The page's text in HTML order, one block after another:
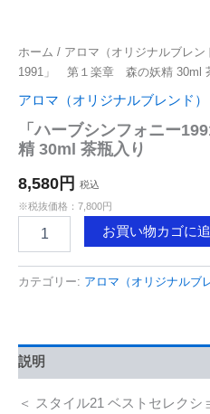
ホーム / アロマ（オリジナルブレン
1991」 第１楽章 森の妖精 30ml
アロマ（オリジナルブレンド）
「ハーブシンフォニー
精 30ml 茶瓶入り
8,580円 税込
※税抜価格：7,800円
シ
ニ
ー
第
お買い物カゴに
カテゴリー: アロマ（オリジナルブ
説明
＜ スタイル21 ベストセレクシ